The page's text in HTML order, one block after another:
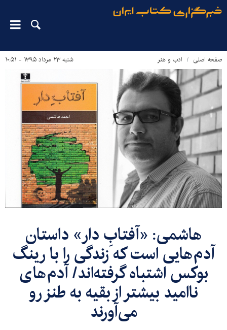
صفحه اصلی ادب و هنر شنبه ۲۳ مرداد ۱۳۹۵ - ۱۰:۵۱
​هاشمی:‌ «آفتابِ دار» داستان
آدم‌هایی است که زندگی را با رینگ
بوکس اشتباه گرفته‌اند/ آدم‌های
ناامید بیشتر از بقیه به طنز رو
می‌آورند